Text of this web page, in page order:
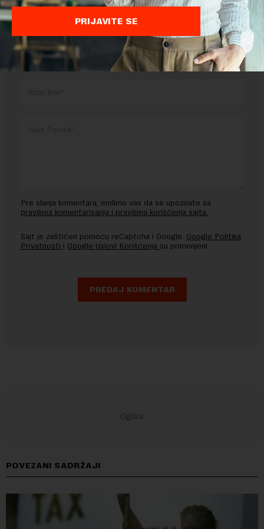
OSTAVITE ODGOVOR
Pre slanja komentara, molimo vas da se upoznate sa
pravilima komentarisanja i pravilima korišćenja sajta.
Sajt je zaštićen pomocu reCaptcha i Google. Google Politika
Privatnosti i Google Uslovi Korišćenja su primenjeni.
POVEZANI SADRŽAJI
PRIJAVITE SE